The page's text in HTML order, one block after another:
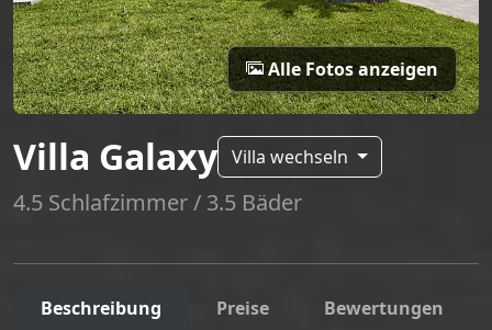
Alle Fotos anzeigen
Villa Galaxy Villa wechseln
4.5 Schlafzimmer / 3.5 Bäder
Beschreibung Preise Bewertungen